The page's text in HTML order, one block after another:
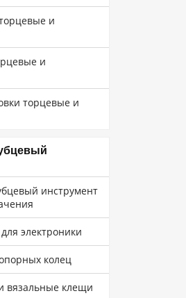
и
и
торцевые и
инструмент
электроники
колец
вязальные клещи